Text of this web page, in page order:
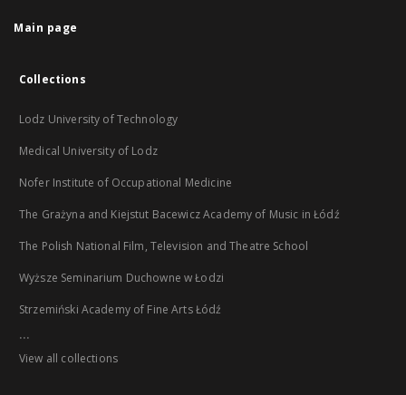
Main page
Collections
Lodz University of Technology
Medical University of Lodz
Nofer Institute of Occupational Medicine
The Grażyna and Kiejstut Bacewicz Academy of Music in Łódź
The Polish National Film, Television and Theatre School
Wyższe Seminarium Duchowne w Łodzi
Strzemiński Academy of Fine Arts Łódź
...
View all collections